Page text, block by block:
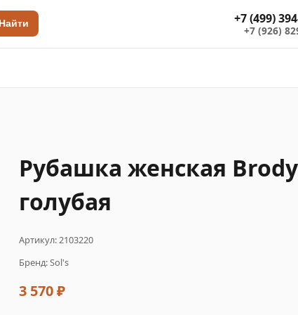
Найти +7 (499)
+7 (926)
Рубашка женская
голубая
Артикул: 2103220
Бренд: Sol's
3 570 ₽